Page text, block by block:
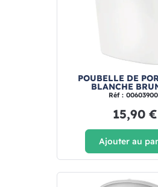
POUBELLE DE
BLANCHE
Réf :
15,90 €
Ajouter au